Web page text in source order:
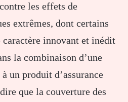
les effets de
extrêmes, dont certains
innovant et inédit
la combinaison d’une
un produit d’assurance
que la couverture des